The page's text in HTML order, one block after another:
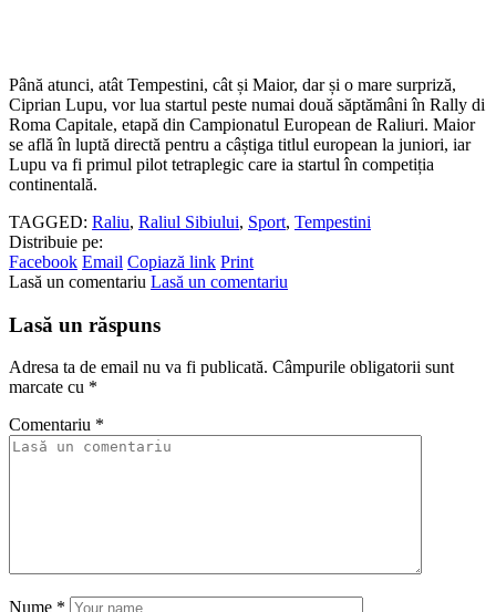
Până atunci, atât Tempestini, cât și Maior, dar și o mare surpriză,
Ciprian Lupu, vor lua startul peste numai două săptămâni în Rally di
Roma Capitale, etapă din Campionatul European de Raliuri. Maior
se află în luptă directă pentru a câștiga titlul european la juniori, iar
Lupu va fi primul pilot tetraplegic care ia startul în competiția
continentală.
TAGGED: Raliu, Raliul Sibiului, Sport, Tempestini
Distribuie pe:
Facebook Email Copiază link Print
Lasă un comentariu Lasă un comentariu
Lasă un răspuns
Adresa ta de email nu va fi publicată. Câmpurile obligatorii sunt
marcate cu *
Comentariu *
Nume *